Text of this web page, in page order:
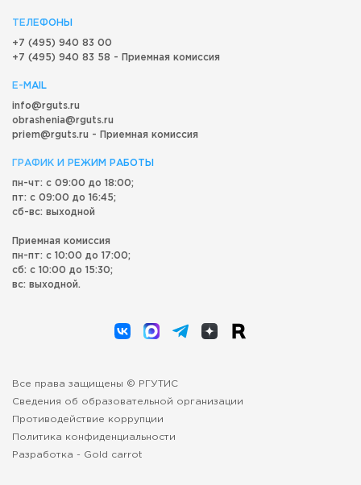
ТЕЛЕФОНЫ
+7 (495) 940 83 00
+7 (495) 940 83 58 - Приемная комиссия
E-MAIL
info@rguts.ru
obrashenia@rguts.ru
priem@rguts.ru - Приемная комиссия
ГРАФИК И РЕЖИМ РАБОТЫ
пн-чт: с 09:00 до 18:00;
пт: с 09:00 до 16:45;
сб-вс: выходной
Приемная комиссия
пн-пт: с 10:00 до 17:00;
сб: с 10:00 до 15:30;
вс: выходной.
Все права защищены © РГУТИС
Сведения об образовательной организации
Противодействие коррупции
Политика конфиденциальности
Разработка - Gold carrot